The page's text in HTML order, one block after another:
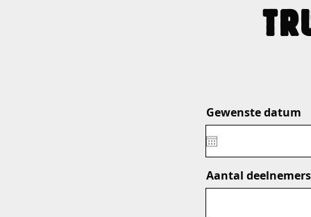
Gewenste datum
Aantal deelnemers